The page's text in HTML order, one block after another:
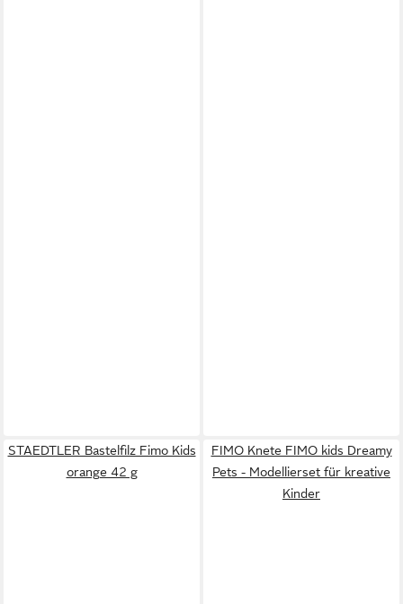
STAEDTLER Bastelfilz Fimo Kids
orange 42 g
FIMO Knete FIMO kids Dreamy
Pets - Modellierset für kreative
Kinder